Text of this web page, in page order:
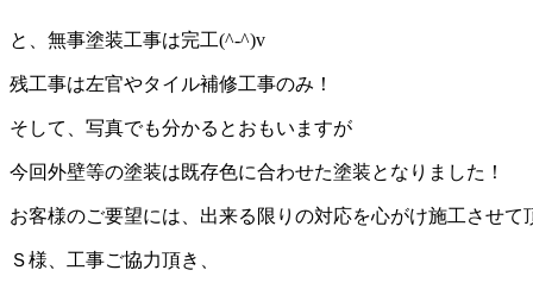
と、無事塗装工事は完工(^-^)v
残工事は左官やタイル補修工事のみ！
そして、写真でも分かるとおもいますが
今回外壁等の塗装は既存色に合わせた塗装となりました！
お客様のご要望には、出来る限りの対応を心がけ施工させて
Ｓ様、工事ご協力頂き、